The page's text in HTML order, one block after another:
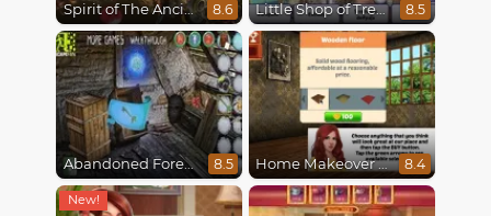
Spirit of The Ancient Forest 8.6 Little Shop of Treasures 8.5
Abandoned Forest House 8.5 Home Makeover Hidden Object 8.4